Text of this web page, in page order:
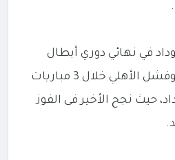
في نهائي دوري أبطال
أفريقيا 3 مرات سابقة، وفشل الأهلي خلال 3 مباريات
حيث نجح الأخير فى الفوز